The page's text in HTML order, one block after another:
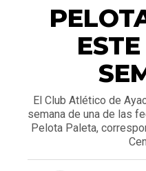
El Club Atlético de
semana de una de las
Pelota Paleta,